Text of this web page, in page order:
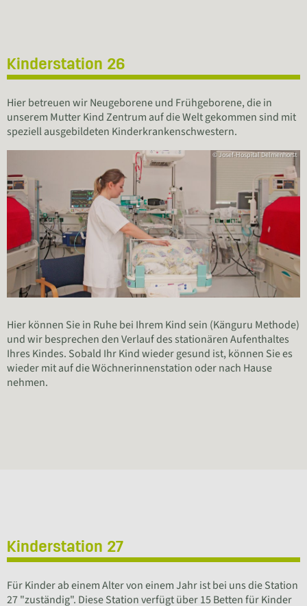
Kinderstation 26
Hier betreuen wir Neugeborene und Frühgeborene, die in
unserem Mutter Kind Zentrum auf die Welt gekommen sind mit
speziell ausgebildeten Kinderkrankenschwestern.
© Josef-Hospital Delmenhorst
Hier können Sie in Ruhe bei Ihrem Kind sein (Känguru Methode)
und wir besprechen den Verlauf des stationären Aufenthaltes
Ihres Kindes. Sobald Ihr Kind wieder gesund ist, können Sie es
wieder mit auf die Wöchnerinnenstation oder nach Hause
nehmen.
Kinderstation 27
Für Kinder ab einem Alter von einem Jahr ist bei uns die Station
27 "zuständig". Diese Station verfügt über 15 Betten für Kinder